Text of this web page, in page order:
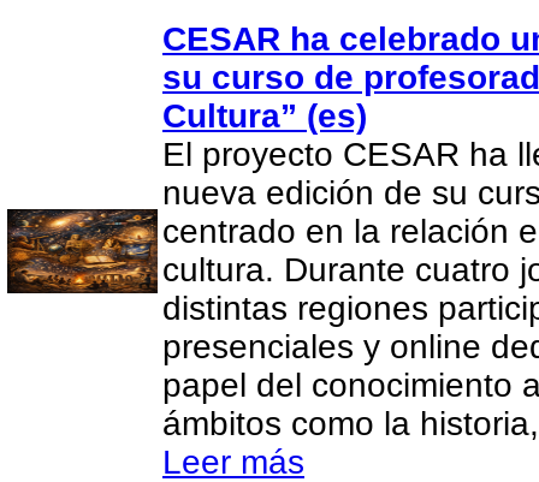
CESAR ha celebrado
su curso de
Cultura” (es)
El proyecto CESAR ha
nueva edición de su
centrado en la relación
cultura. Durante cuatro
distintas regiones
presenciales y online
papel del conocimiento
ámbitos como la
Leer más